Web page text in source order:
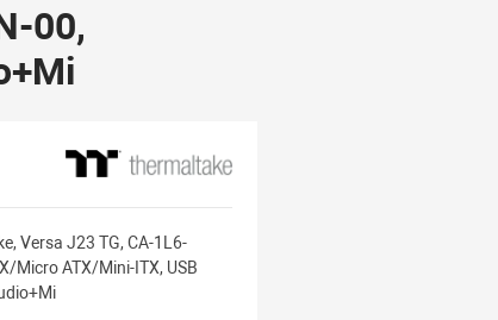
00,
Versa J23 TG, CA-1L6-
Micro ATX/Mini-ITX, USB